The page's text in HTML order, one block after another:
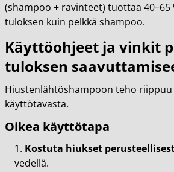
(shampoo + ravinteet) tuottaa 40–65
tuloksen kuin pelkkä shampoo.
Käyttöohjeet ja vinkit
tuloksen
Hiustenlähtöshampoon teho riippuu
käyttötavasta.
Oikea käyttötapa
Kostuta hiukset
vedellä.